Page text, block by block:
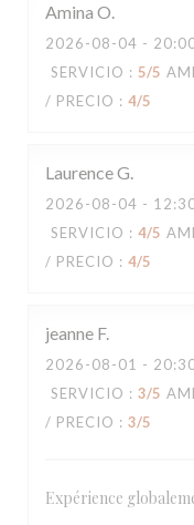
Amina O
2026-08-04 -
SERVICIO : 5/5
/ PRECIO : 4/5
LaurenceG
2026-08-04 -
SERVICIO : 4/5
/ PRECIO : 4/5
jeanne F
2026-08-01 -
SERVICIO : 3/5
/ PRECIO : 3/5
Expérience